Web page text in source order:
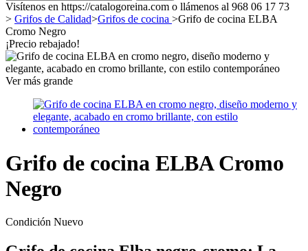
Visítenos en https://catalogoreina.com o llámenos al 968 06 17 73
> Grifos de Calidad>Grifos de cocina >Grifo de cocina ELBA
Cromo Negro
¡Precio rebajado!
Ver más grande
Grifo de cocina ELBA Cromo
Negro
Condición Nuevo